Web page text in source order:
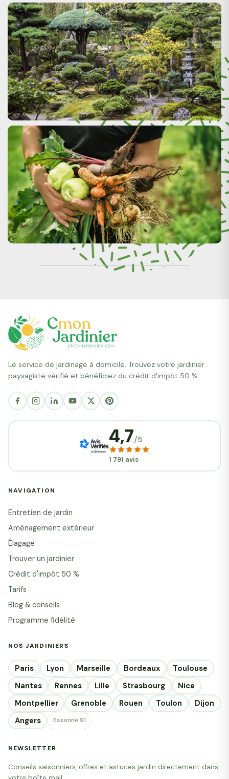
Le service de jardinage à domicile. Trouvez votre jardinier
paysagiste vérifié et bénéficiez du crédit d'impôt 50 %.
4,7/5
1 791 avis
NAVIGATION
Entretien de jardin
Aménagement extérieur
Élagage
Trouver un jardinier
Crédit d'impôt 50 %
Tarifs
Blog & conseils
Programme fidélité
NOS JARDINIERS
Paris Lyon Marseille Bordeaux
Toulouse
Nantes
Rennes Lille Strasbourg
Nice
Montpellier
Grenoble Rouen Toulon
Dijon
Angers
Essonne 91
NEWSLETTER
Conseils saisonniers, offres et astuces jardin directement dans